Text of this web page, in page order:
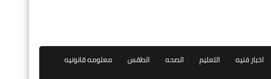
اخبار فنيه التعليم الصحه الطقس معلومه قانونيه